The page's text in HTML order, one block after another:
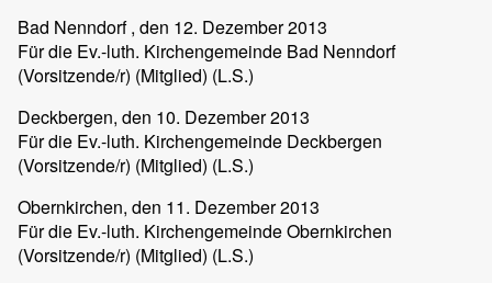
Bad Nenndorf, den 12. Dezember 2013
Für die Ev.-luth. Kirchengemeinde Bad Nenndorf
(Vorsitzende/r) (Mitglied) (L.S.)
Deckbergen, den 10. Dezember 2013
Für die Ev.-luth. Kirchengemeinde Deckbergen
(Vorsitzende/r) (Mitglied) (L.S.)
Obernkirchen, den 11. Dezember 2013
Für die Ev.-luth. Kirchengemeinde Obernkirchen
(Vorsitzende/r) (Mitglied) (L.S.)